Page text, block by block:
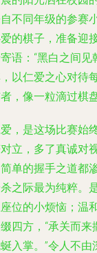
不同年级的参赛
的棋子，准备迎
语：“黑白之间
以仁爱之心对待
，像一粒滴过棋
，是这场比赛始
立，多了真诚对
单的握手之道都
之际最为纯粹。
位的小烦恼；温
四方，“承关而
入掌。”令人不